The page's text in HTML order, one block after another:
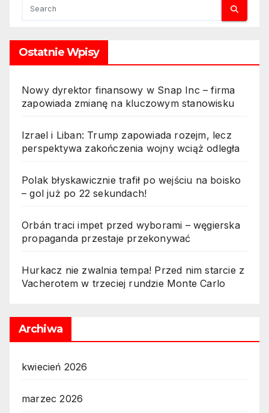
zapłacimy więcej za ropę? 3.
Perspektywa podwyżek cen
ropy po uderzeniu Ukrainy w
strategiczne cele Rosji 4.
Ataki Ukrainy na Rosję mogą
windować ceny ropy 5.
Rosyjski rynek ropy pod
działaniach – co to oznacza
dla cen?
Ostatnie Wpisy
Nowy dyrektor finansowy w Snap Inc – firma
zapowiada zmianę na kluczowym stanowisku
Izrael i Liban: Trump zapowiada rozejm, lecz
perspektywa zakończenia wojny wciąż odległa
Polak błyskawicznie trafił po wejściu na boisko
– gol już po 22 sekundach!
Orbán traci impet przed wyborami – węgierska
propaganda przestaje przekonywać
Hurkacz nie zwalnia tempa! Przed nim starcie z
Vacherotem w trzeciej rundzie Monte Carlo
Archiwa
kwiecień 2026
marzec 2026